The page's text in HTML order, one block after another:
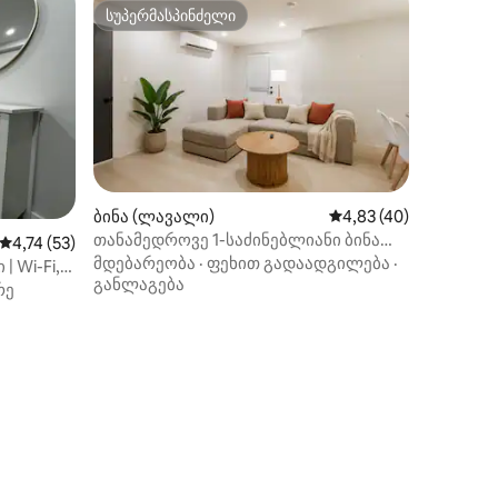
საშუალო შეფასებაა 5‑დან 4,74, 53 მიმოხილვა
4,74 (53)
Wi-Fi,
სუპერმასპინძელი
სუპერმასპინძელი
ბინა (ლავალი) საშუალო შეფასებაა
4,83 (40)
თანამედროვე 1-საძინებლიანი ბინა
მდინარის პირას პარკირების
ადგილით — კიბეების გარეშე
მდებარეობა · ფეხით გადაადგილება ·
განლაგება